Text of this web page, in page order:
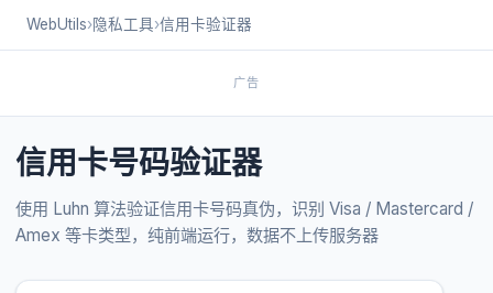
WebUtils›隐私工具›信用卡验证器
广告
信用卡号码验证器
使用 Luhn 算法验证信用卡号码真伪，识别 Visa / Mastercard /
Amex 等卡类型，纯前端运行，数据不上传服务器